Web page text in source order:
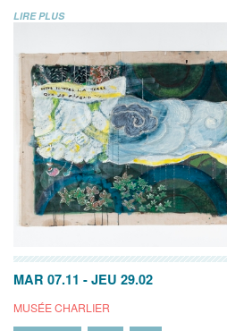
LIRE PLUS
MAR 07.11 - JEU 29.02
MUSÉE CHARLIER